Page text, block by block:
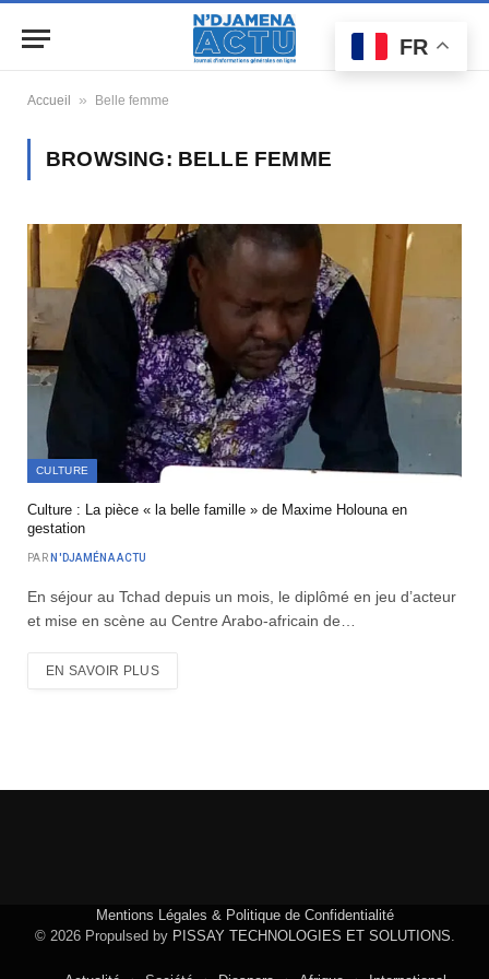
Accueil » Belle femme
BROWSING: BELLE FEMME
CULTURE
Culture : La pièce « la belle famille » de Maxime Holouna en
gestation
PAR N'DJAMÉNA ACTU
En séjour au Tchad depuis un mois, le diplômé en jeu d’acteur
et mise en scène au Centre Arabo-africain de…
EN SAVOIR PLUS
Mentions Légales & Politique de Confidentialité
© 2026 Propulsed by PISSAY TECHNOLOGIES ET SOLUTIONS
FR